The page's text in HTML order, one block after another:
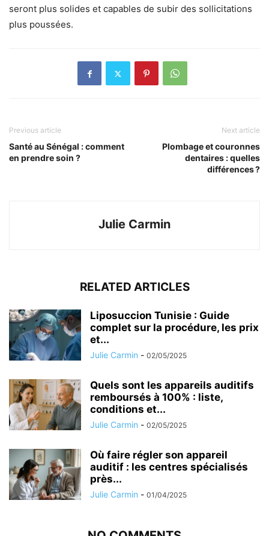
seront plus solides et capables de subir des sollicitations
plus poussées.
Previous article
Santé au Sénégal : comment
en prendre soin ?
Next article
Plombage et couronnes
dentaires : quelles
différences ?
Julie Carmin
RELATED ARTICLES
Liposuccion Tunisie : Guide
complet sur la procédure, les prix
et...
Julie Carmin - 02/05/2025
Quels sont les appareils auditifs
remboursés à 100% : liste,
conditions et...
Julie Carmin - 02/05/2025
Où faire régler son appareil
auditif : les centres spécialisés
près...
Julie Carmin - 01/04/2025